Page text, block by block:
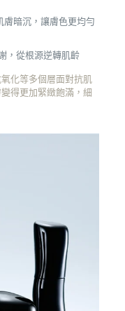
暗沉，讓膚色更均勻
，從根源逆轉肌齡
化等多個層面對抗肌
得更加緊緻飽滿，細